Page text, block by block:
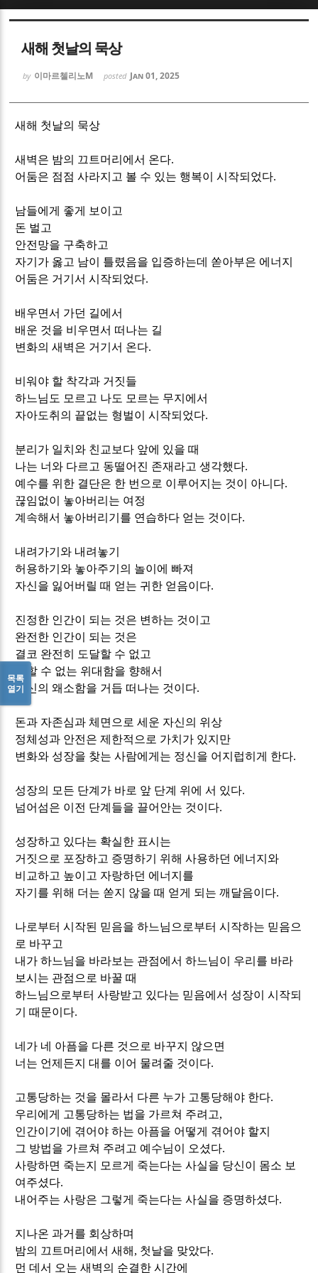
새해 첫날의 묵상
by 이마르첼리노M posted Jan 01, 2025
새해 첫날의 묵상
새벽은 밤의 끄트머리에서 온다.
어둠은 점점 사라지고 볼 수 있는 행복이 시작되었다.
남들에게 좋게 보이고
돈 벌고
안전망을 구축하고
자기가 옳고 남이 틀렸음을 입증하는데 쏟아부은 에너지
어둠은 거기서 시작되었다.
배우면서 가던 길에서
배운 것을 비우면서 떠나는 길
변화의 새벽은 거기서 온다.
비워야 할 착각과 거짓들
하느님도 모르고 나도 모르는 무지에서
자아도취의 끝없는 형벌이 시작되었다.
분리가 일치와 친교보다 앞에 있을 때
나는 너와 다르고 동떨어진 존재라고 생각했다.
예수를 위한 결단은 한 번으로 이루어지는 것이 아니다.
끊임없이 놓아버리는 여정
계속해서 놓아버리기를 연습하다 얻는 것이다.
내려가기와 내려놓기
허용하기와 놓아주기의 놀이에 빠져
자신을 잃어버릴 때 얻는 귀한 얻음이다.
진정한 인간이 되는 것은 변하는 것이고
완전한 인간이 되는 것은
결코 완전히 도달할 수 없고
말할 수 없는 위대함을 향해서
자신의 왜소함을 거듭 떠나는 것이다.
돈과 자존심과 체면으로 세운 자신의 위상
정체성과 안전은 제한적으로 가치가 있지만
변화와 성장을 찾는 사람에게는 정신을 어지럽히게 한다.
성장의 모든 단계가 바로 앞 단계 위에 서 있다.
넘어섬은 이전 단계들을 끌어안는 것이다.
성장하고 있다는 확실한 표시는
거짓으로 포장하고 증명하기 위해 사용하던 에너지와
비교하고 높이고 자랑하던 에너지를
자기를 위해 더는 쏟지 않을 때 얻게 되는 깨달음이다.
나로부터 시작된 믿음을 하느님으로부터 시작하는 믿음으
로 바꾸고
내가 하느님을 바라보는 관점에서 하느님이 우리를 바라
보시는 관점으로 바꿀 때
하느님으로부터 사랑받고 있다는 믿음에서 성장이 시작되
기 때문이다.
네가 네 아픔을 다른 것으로 바꾸지 않으면
너는 언제든지 대를 이어 물려줄 것이다.
고통당하는 것을 몰라서 다른 누가 고통당해야 한다.
우리에게 고통당하는 법을 가르쳐 주려고,
인간이기에 겪어야 하는 아픔을 어떻게 겪어야 할지
그 방법을 가르쳐 주려고 예수님이 오셨다.
사랑하면 죽는지 모르게 죽는다는 사실을 당신이 몸소 보
여주셨다.
내어주는 사랑은 그렇게 죽는다는 사실을 증명하셨다.
지나온 과거를 회상하며
밤의 끄트머리에서 새해 , 첫날을 맞았다.
먼 데서 오는 새벽의 순결한 시간에
목록
열기
Sketchbook5, 스케치북5
Sketchbook5, 스케치북5
Sketchbook5, 스케치북5
Sketchbook5, 스케치북5